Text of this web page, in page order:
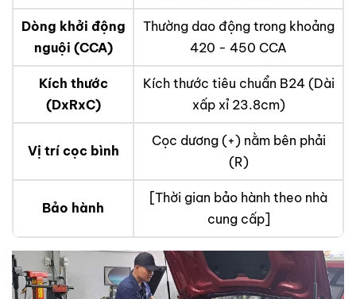
Dòng khởi động
nguội (CCA)
Thường dao động trong khoảng
420 - 450 CCA
Kích thước
(DxRxC)
Kích thước tiêu chuẩn B24 (Dài
xấp xỉ 23.8cm)
Vị trí cọc bình
Cọc dương (+) nằm bên phải
(R)
Bảo hành
[Thời gian bảo hành theo nhà
cung cấp]